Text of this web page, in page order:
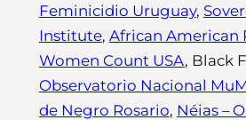
Feminicidio Uruguay,
Institute, African American
Women Count USA, Black
Observatorio Nacional
de Negro Rosario, Néias –